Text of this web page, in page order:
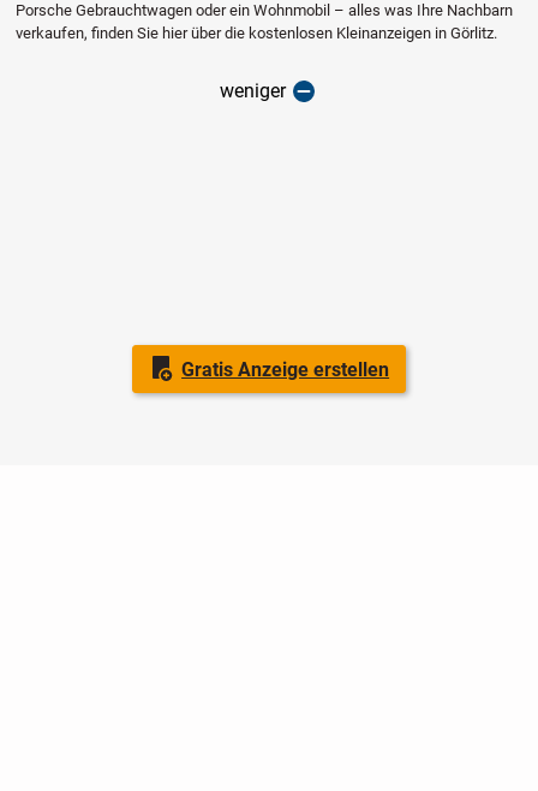
Gratis Anzeige erstellen
Porsche Gebrauchtwagen oder ein Wohnmobil – alles was Ihre Nachbarn
verkaufen, finden Sie hier über die kostenlosen Kleinanzeigen in Görlitz.
weniger